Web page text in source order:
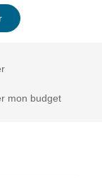
mon budget